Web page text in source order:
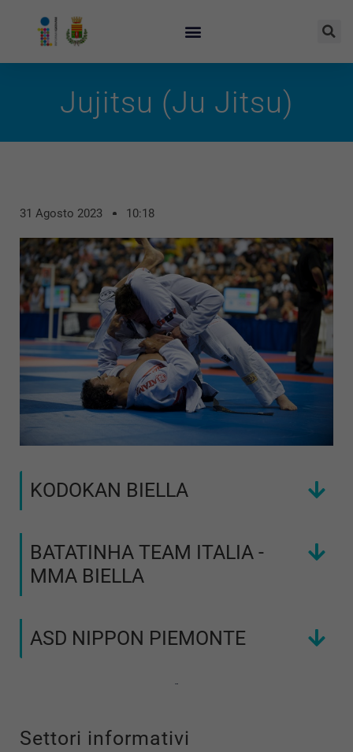
Jujitsu (Ju Jitsu)
31 Agosto 2023 10:18
KODOKAN BIELLA
BATATINHA TEAM ITALIA -
MMA BIELLA
ASD NIPPON PIEMONTE
Settori informativi